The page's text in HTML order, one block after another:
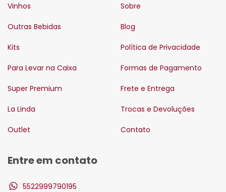
Vinhos
Outras Bebidas
Kits
Para Levar na Caixa
Super Premium
La Linda
Outlet
Sobre
Blog
Política de Privacidade
Formas de Pagamento
Frete e Entrega
Trocas e Devoluções
Contato
Entre em contato
5522999790195